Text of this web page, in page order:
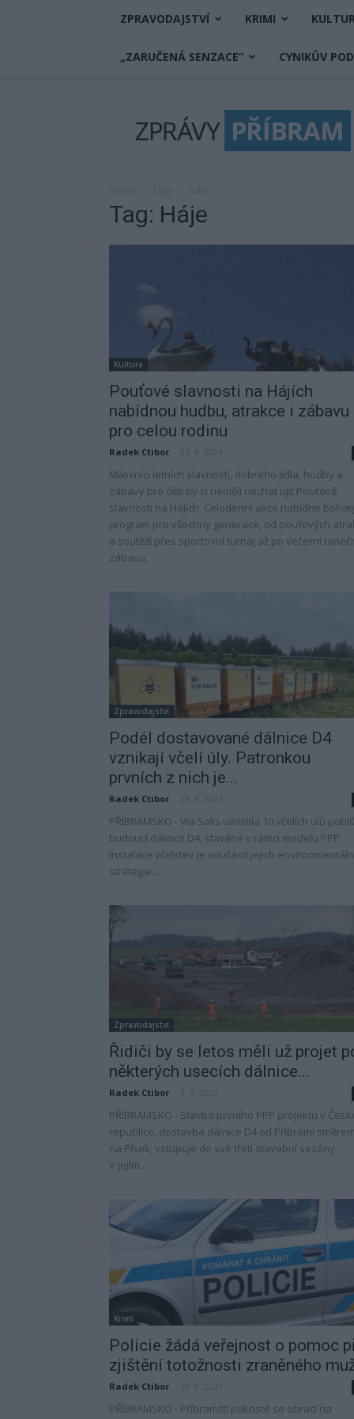
ZPRAVODAJSTVÍ KRIMI
„ZARUČENÁ SENZACE“ CYNIKŮV
Příbram
Tag: Háje
Kultura
Pouťové slavnosti na Hájích
nabídnou hudbu, atrakce i zábavu
pro celou rodinu
Radek Ctibor
Milovníci letních slavností, dobrého jídla, hudby a
zábavy pro děti by si neměli nechat ujít Pouťové
slavnosti na Hájích. Celodenní akce nabídne
program pro všechny generace, od pouťových
a soutěží přes sportovní turnaj až po večerní
zábavu.
Zpravodajství
Podél dostavované dálnice D4
vznikají včelí úly. Patronkou
prvních z nich je...
Radek Ctibor
PŘÍBRAMSKO - Via Salis umístila 10 včelích úlů
budoucí dálnice D4, stavěné v rámci modelu PPP.
Instalace včelstev je součástí jejich
strategie,...
Zpravodajství
Řidiči by se letos měli už projet
některých usecích dálnice...
Radek Ctibor
PŘÍBRAMSKO - Stavba prvního PPP projektu v
republice, dostavba dálnice D4 od Příbrami směrem
na Písek, vstupuje do své třetí stavební sezóny.
V jejím...
Krimi
Policie žádá veřejnost o pomoc
zjištění totožnosti zraněného
Radek Ctibor
PŘÍBRAMSKO - Příbramští policisté se obrací na